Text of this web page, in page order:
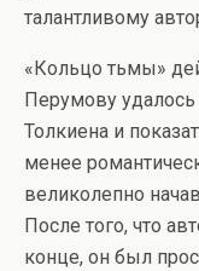
талантливому
«Кольцо тьмы»
Перумову
Толкиена и
менее
великолепно
После того, что
конце, он был